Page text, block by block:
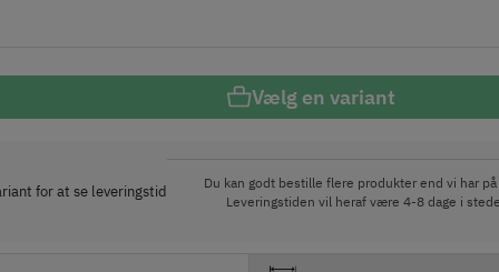
Vælg en variant
for at se leveringstid
Du kan godt bestille flere produkter end vi har på
Leveringstiden vil heraf være 4-8 dage i